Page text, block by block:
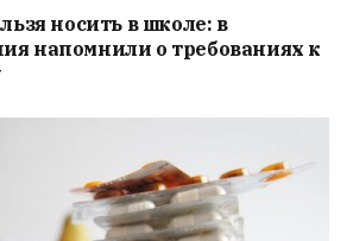
носить в школе: в
напомнили о требованиях к